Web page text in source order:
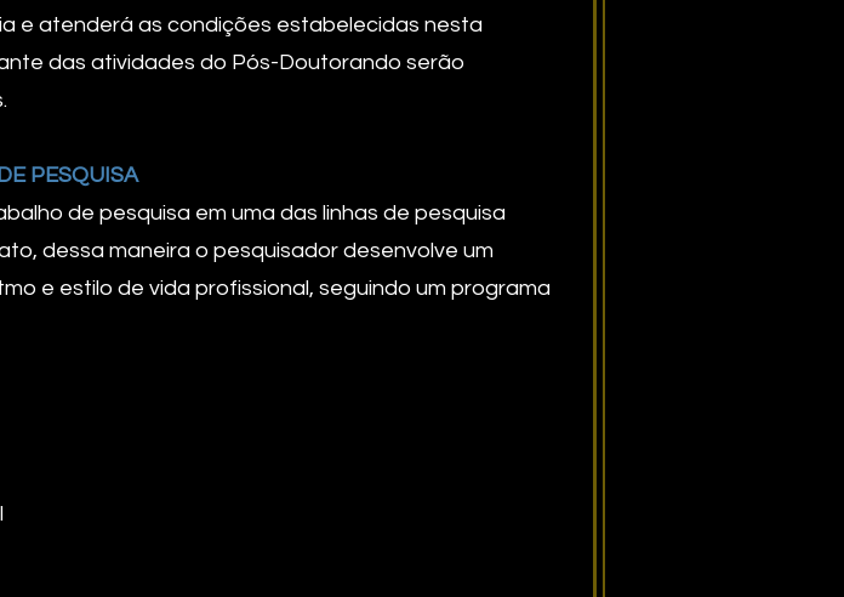
e atenderá as condições estabelecidas nesta
das atividades do Pós-Doutorando serão
PESQUISA
de pesquisa em uma das linhas de pesquisa
dessa maneira o pesquisador desenvolve um
e estilo de vida profissional, seguindo um programa